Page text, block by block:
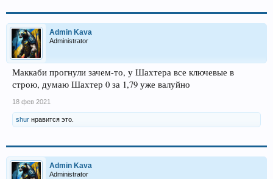
Admin Kava
Administrator
Маккаби прогнули зачем-то, у Шахтера все ключевые в
строю, думаю Шахтер 0 за 1,79 уже валуйно
18 фев 2021
shur нравится это.
Admin Kava
Administrator